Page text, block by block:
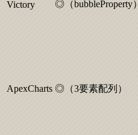
Victory ◎（bubbleProperty）
ApexCharts ◎（3要素配列）